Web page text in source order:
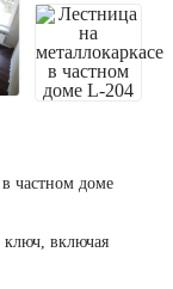
частном доме
ключ, включая